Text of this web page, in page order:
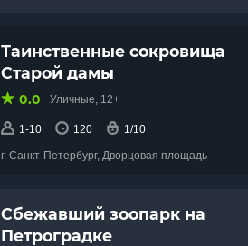
Таинственные сокровища
Старой дамы
0.0 Уличные, 12+
1-10 120 1/10
г. Санкт-Петербург, Дворцовая площадь
Сбежавший зоопарк на
Петроградке